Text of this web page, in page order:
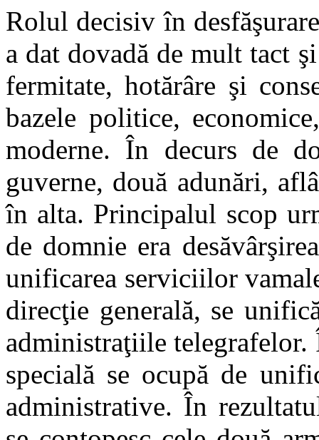
Rolul decisiv în
a dat dovadă de mult tact
fermitate, hotărâre şi
bazele politice,
moderne. În decurs de
guverne, două adunări,
în alta. Principalul scop
de domnie era
unificarea serviciilor
direcţie generală, se
administraţiile
specială se ocupă de
administrative. În